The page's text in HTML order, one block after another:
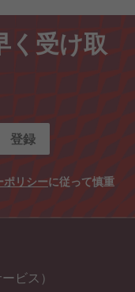
く受け取
登録
ポリシーに従って慎重
ビス）